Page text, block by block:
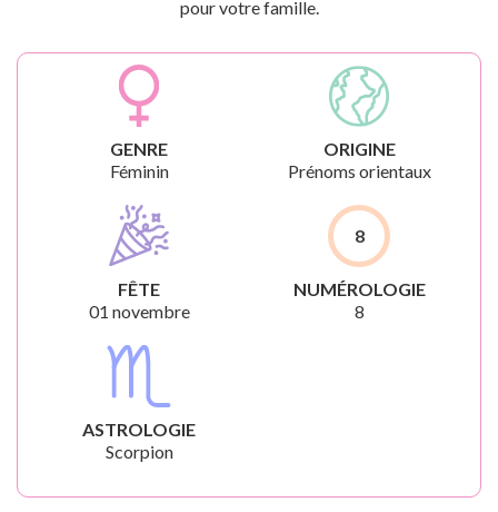
pour votre famille.
GENRE
Féminin
ORIGINE
Prénoms orientaux
FÊTE
01 novembre
8
NUMÉROLOGIE
8
ASTROLOGIE
Scorpion